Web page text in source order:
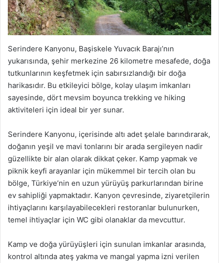
Serindere Kanyonu, Başiskele Yuvacık Barajı’nın
yukarısında, şehir merkezine 26 kilometre mesafede, doğa
tutkunlarının keşfetmek için sabırsızlandığı bir doğa
harikasıdır. Bu etkileyici bölge, kolay ulaşım imkanları
sayesinde, dört mevsim boyunca trekking ve hiking
aktiviteleri için ideal bir yer sunar.
Serindere Kanyonu, içerisinde altı adet şelale barındırarak,
doğanın yeşil ve mavi tonlarını bir arada sergileyen nadir
güzellikte bir alan olarak dikkat çeker. Kamp yapmak ve
piknik keyfi arayanlar için mükemmel bir tercih olan bu
bölge, Türkiye’nin en uzun yürüyüş parkurlarından birine
ev sahipliği yapmaktadır. Kanyon çevresinde, ziyaretçilerin
ihtiyaçlarını karşılayabilecekleri restoranlar bulunurken,
temel ihtiyaçlar için WC gibi olanaklar da mevcuttur.
Kamp ve doğa yürüyüşleri için sunulan imkanlar arasında,
kontrol altında ateş yakma ve mangal yapma izni verilen